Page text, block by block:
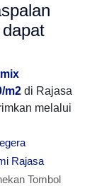
m2 di Rajasa
melalui
Rajasa
Tombol